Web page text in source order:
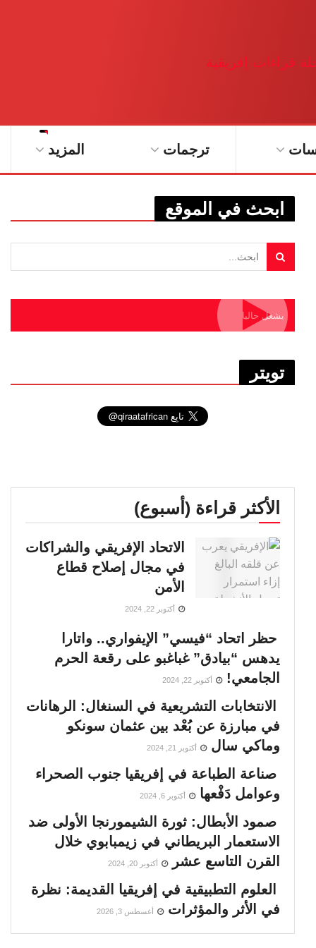
ترجمات المزيد
ابحث في الموقع
يشغل حاليا
تويتر
الأكثر قراءة (أسبوع)
الاتحاد الإفريقي والشراكات
في مجال إصلاح قطاع
الأمن
أكتوبر 22, 2024
حظر اتحاد “فيسي” الإيفواري.. واتارا
يدهس “بيادق” غباغبو على رقعة الحرم
الجامعي!
أكتوبر 22, 2024
الانتخابات التشريعية في السنغال: الرهانات
في مبارزة عن بُعْد بين عثمان سونكو
وماكي سال
أكتوبر 21, 2024
صناعة الطباعة في إفريقيا جنوب الصحراء
وعوامل دَفْعها
أكتوبر 6, 2024
صمود الأبطال: ثورة الشيمورنجا الأولى ضد
الاستعمار البريطاني في زيمبابوي خلال
القرن التاسع عشر
أكتوبر 20, 2024
العلوم التطبيقية في إفريقيا القديمة: نظرة
في الأثر والمؤثرات
أغسطس 3, 2026